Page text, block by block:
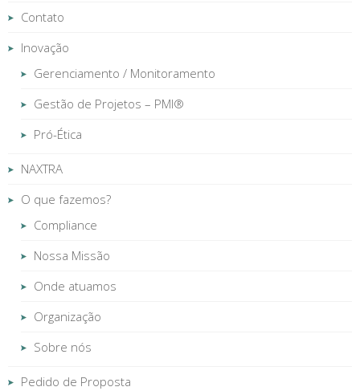
Contato
Inovação
Gerenciamento / Monitoramento
Gestão de Projetos – PMI®
Pró-Ética
NAXTRA
O que fazemos?
Compliance
Nossa Missão
Onde atuamos
Organização
Sobre nós
Pedido de Proposta